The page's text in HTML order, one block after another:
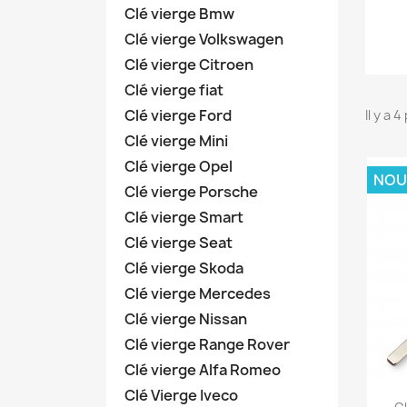
Clé vierge Bmw
Clé vierge Volkswagen
Clé vierge Citroen
Clé vierge fiat
Clé vierge Ford
Clé vierge Mini
Clé vierge Opel
Clé vierge Porsche
Clé vierge Smart
Clé vierge Seat
Clé vierge Skoda
Clé vierge Mercedes
Clé vierge Nissan
Clé vierge Range Rover
Clé vierge Alfa Romeo
Clé Vierge Iveco
Il y a